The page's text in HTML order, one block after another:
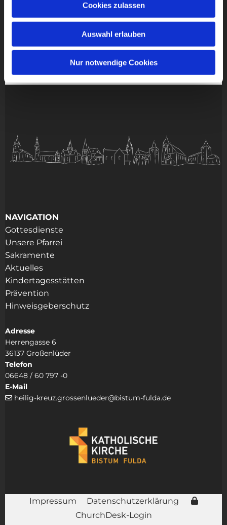
Cookies zulassen
Auswahl erlauben
Nur notwendige Cookies
NAVIGATION
Gottesdienste
Unsere Pfarrei
Sakramente
Aktuelles
Kindertagesstätten
Prävention
Hinweisgeberschutz
Adresse
Herrengasse 6
36137 Großenlüder
Telefon
06648 / 60 797 -0
E-Mail
 heilig-kreuz.grossenlueder@bistum-fulda.de
Impressum
Datenschutzerklärung
ChurchDesk-Login